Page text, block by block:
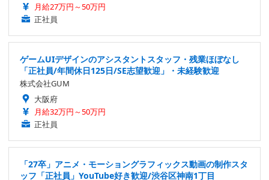
月給27万円～50万円
正社員
ゲームUIデザインのアシスタントスタッフ・残業ほぼなし
「正社員/年間休日125日/SE志望歓迎」・未経験歓迎
株式会社GUM
大阪府
月給32万円～50万円
正社員
「27卒」アニメ・モーショングラフィックス動画の制作スタ
ッフ「正社員」YouTube好き歓迎/渋谷区神南1丁目